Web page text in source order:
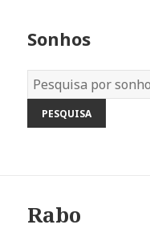
Sonhos
Dicionário
dos
Sonhos:
Rabo